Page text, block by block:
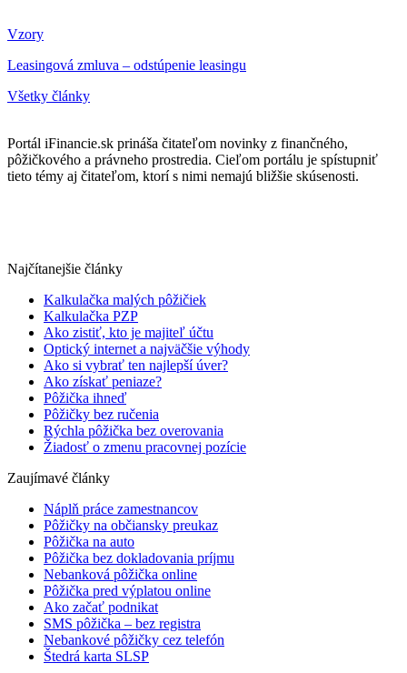
Vzory
Leasingová zmluva – odstúpenie leasingu
Všetky články
Portál iFinancie.sk prináša čitateľom novinky z finančného,
pôžičkového a právneho prostredia. Cieľom portálu je spístupniť
tieto témy aj čitateľom, ktorí s nimi nemajú bližšie skúsenosti.
Najčítanejšie články
Kalkulačka malých pôžičiek
Kalkulačka PZP
Ako zistiť, kto je majiteľ účtu
Optický internet a najväčšie výhody
Ako si vybrať ten najlepší úver?
Ako získať peniaze?
Pôžička ihneď
Pôžičky bez ručenia
Rýchla pôžička bez overovania
Žiadosť o zmenu pracovnej pozície
Zaujímavé články
Náplň práce zamestnancov
Pôžičky na občiansky preukaz
Pôžička na auto
Pôžička bez dokladovania príjmu
Nebanková pôžička online
Pôžička pred výplatou online
Ako začať podnikat
SMS pôžička – bez registra
Nebankové pôžičky cez telefón
Štedrá karta SLSP